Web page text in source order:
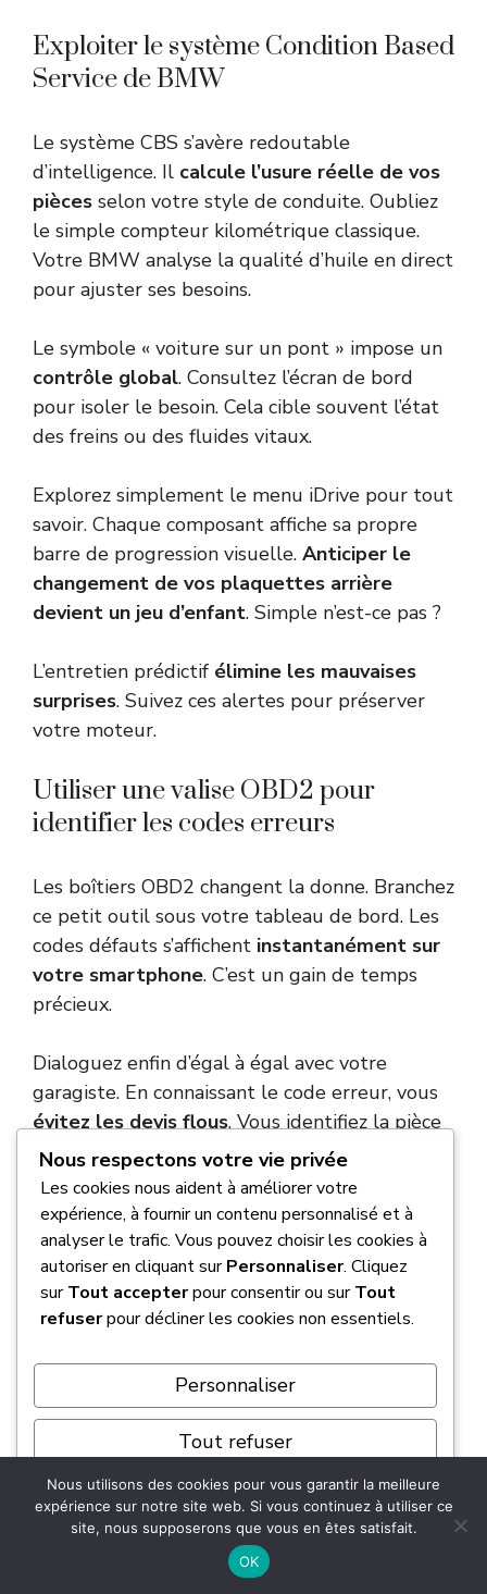
Exploiter le système Condition Based
Service de BMW
Le système CBS s’avère redoutable
d’intelligence. Il calcule l’usure réelle de vos
pièces selon votre style de conduite. Oubliez
le simple compteur kilométrique classique.
Votre BMW analyse la qualité d’huile en direct
pour ajuster ses besoins.
Le symbole « voiture sur un pont » impose un
contrôle global. Consultez l’écran de bord
pour isoler le besoin. Cela cible souvent l’état
des freins ou des fluides vitaux.
Explorez simplement le menu iDrive pour tout
savoir. Chaque composant affiche sa propre
barre de progression visuelle. Anticiper le
changement de vos plaquettes arrière
devient un jeu d’enfant. Simple n’est-ce pas ?
L’entretien prédictif élimine les mauvaises
surprises. Suivez ces alertes pour préserver
votre moteur.
Utiliser une valise OBD2 pour
identifier les codes erreurs
Les boîtiers OBD2 changent la donne. Branchez
ce petit outil sous votre tableau de bord. Les
codes défauts s’affichent instantanément sur
votre smartphone. C’est un gain de temps
précieux.
Dialoguez enfin d’égal à égal avec votre
garagiste. En connaissant le code erreur, vous
évitez les devis flous. Vous identifiez la pièce
défaillante avant même le rendez-vous
mécanique.
Attention toutefois à la batterie faible. Une
tension insuffisante génère souvent des
cascades de faux codes erreurs . Vérifiez sa
santé avant de remplacer un capteur
électronique onéreux.
Voici lesfonctions clés:
Lecture des codes erreurs
Effacement des voyants
Surveillance des paramètres
Économie sur le diagnostic
Nous respectons votre vie privée
Les cookies nous aident à améliorer votre
expérience, à fournir un contenu personnalisé et à
analyser le trafic. Vous pouvez choisir les cookies à
autoriser en cliquant surPersonnaliser. Cliquez
surTout accepterpour consentir ou surTout
refuserpour décliner les cookies non essentiels.
Personnaliser
Tout refuser
Tout accepter
Nous utilisons des cookies pour vous garantir la meilleure
expérience sur notre site web. Si vous continuez à utiliser ce
site, nous supposerons que vous en êtes satisfait.
OK